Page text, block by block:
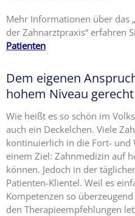
Mehr Informationen über das
der Zahnarztpraxis“ erfahren
Patienten
Dem eigenen
hohem Niveau
Wie heißt es so schön im
auch ein Deckelchen. Viele
kontinuierlich in die Fort-
einem Ziel: Zahnmedizin auf
können. Jedoch in der
Patienten-Klientel. Weil es
Kompetenzen so
den Therapieempfehlungen